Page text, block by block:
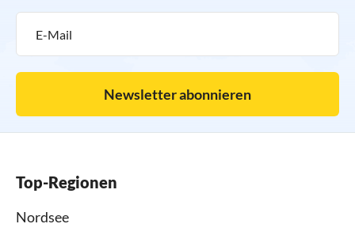
Newsletter abonnieren
Top-Regionen
Nordsee